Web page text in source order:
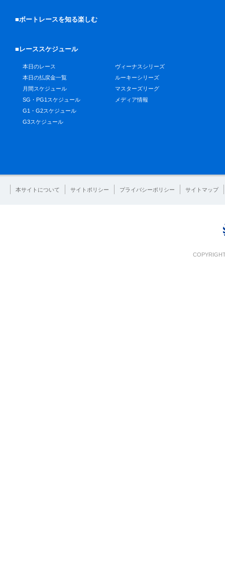
■ボートレースを知る楽しむ
■レーススケジュール
本日のレース
本日の払戻金一覧
月間スケジュール
SG・PG1スケジュール
G1・G2スケジュール
G3スケジュール
ヴィーナスシリーズ
ルーキーシリーズ
マスターズリーグ
メディア情報
本サイトについて サイトポリシー プライバシーポリシー サイトマップ